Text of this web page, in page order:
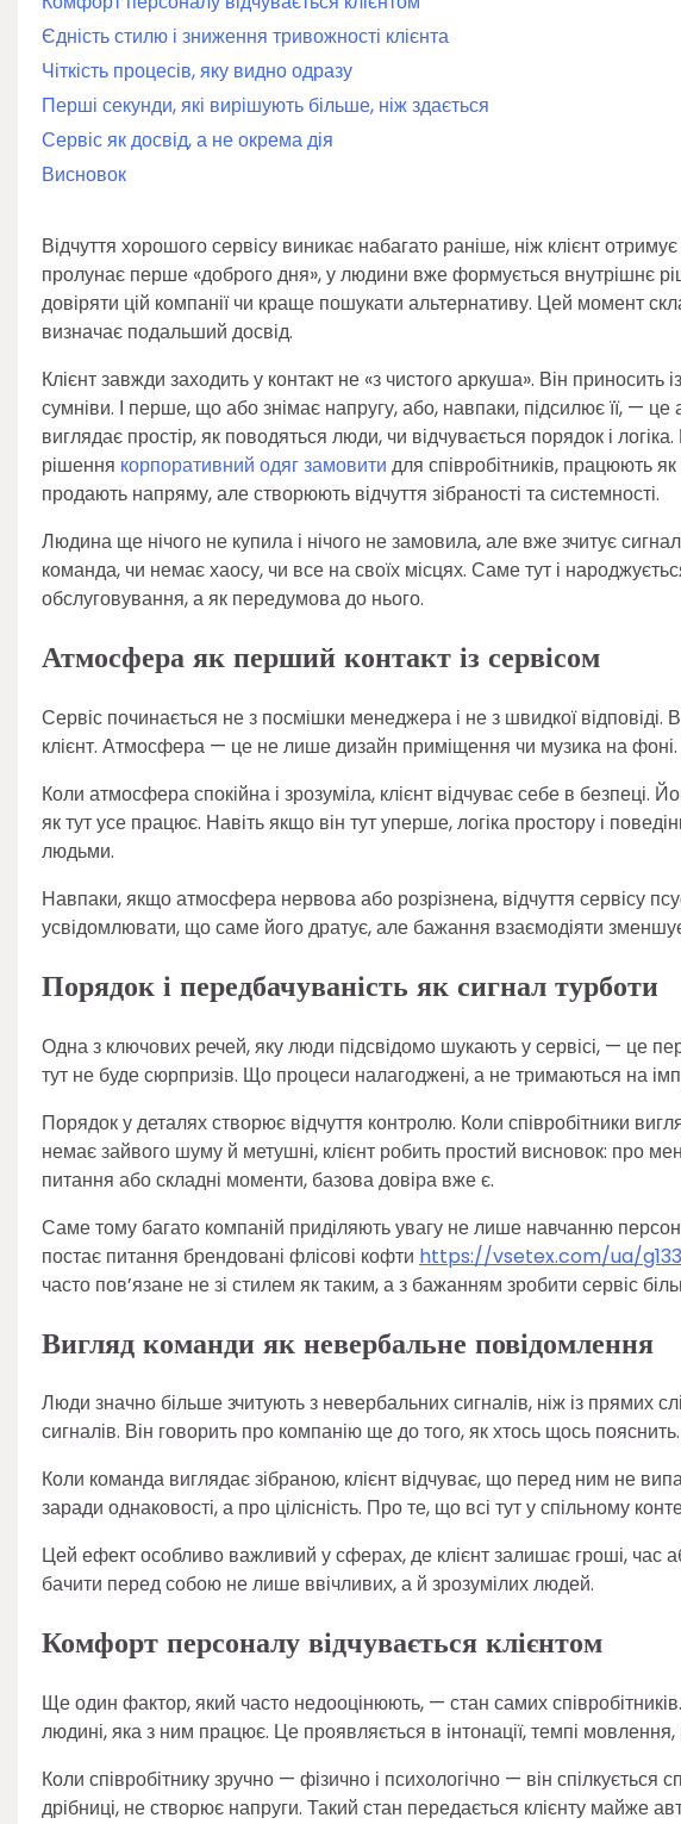
Єдність стилю і зниження тривожності клієнта
Чіткість процесів, яку видно одразу
Перші секунди, які вирішують більше, ніж здається
Сервіс як досвід, а не окрема дія
Висновок
Відчуття хорошого сервісу виникає набагато раніше, ніж клієнт
пролунає перше «доброго дня», у людини вже формується внутрішнє
довіряти цій компанії чи краще пошукати альтернативу. Цей момент
визначає подальший досвід.
Клієнт завжди заходить у контакт не «з чистого аркуша». Він приносить
сумніви. І перше, що або знімає напругу, або, навпаки, підсилює її, —
виглядає простір, як поводяться люди, чи відчувається порядок і
рішення корпоративний одяг замовити для співробітників, працюють
продають напряму, але створюють відчуття зібраності та системності.
Людина ще нічого не купила і нічого не замовила, але вже зчитує
команда, чи немає хаосу, чи все на своїх місцях. Саме тут і
обслуговування, а як передумова до нього.
Атмосфера як перший контакт із сервісом
Сервіс починається не з посмішки менеджера і не з швидкої
клієнт. Атмосфера — це не лише дизайн приміщення чи музика на
Коли атмосфера спокійна і зрозуміла, клієнт відчуває себе в безпеці.
як тут усе працює. Навіть якщо він тут уперше, логіка простору і
людьми.
Навпаки, якщо атмосфера нервова або розрізнена, відчуття сервісу
усвідомлювати, що саме його дратує, але бажання взаємодіяти
Порядок і передбачуваність як сигнал турботи
Одна з ключових речей, яку люди підсвідомо шукають у сервісі, — це
тут не буде сюрпризів. Що процеси налагоджені, а не тримаються на
Порядок у деталях створює відчуття контролю. Коли співробітники
немає зайвого шуму й метушні, клієнт робить простий висновок: про
питання або складні моменти, базова довіра вже є.
Саме тому багато компаній приділяють увагу не лише навчанню
постає питання брендовані флісові кофти https://vsetex.com/ua/
часто пов’язане не зі стилем як таким, а з бажанням зробити сервіс
Вигляд команди як невербальне повідомлення
Люди значно більше зчитують з невербальних сигналів, ніж із прямих
сигналів. Він говорить про компанію ще до того, як хтось щось пояснить.
Коли команда виглядає зібраною, клієнт відчуває, що перед ним не
заради однаковості, а про цілісність. Про те, що всі тут у спільному
Цей ефект особливо важливий у сферах, де клієнт залишає гроші, час
бачити перед собою не лише ввічливих, а й зрозумілих людей.
Комфорт персоналу відчувається клієнтом
Ще один фактор, який часто недооцінюють, — стан самих
людині, яка з ним працює. Це проявляється в інтонації, темпі мовлення,
Коли співробітнику зручно — фізично і психологічно — він спілкується
дрібниці, не створює напруги. Такий стан передається клієнту майже